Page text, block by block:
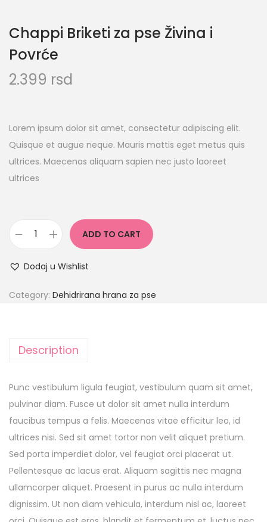
Chappi Briketi za pse Živina i
Povrće
2.399 rsd
Lorem ipsum dolor sit amet, consectetur adipiscing elit.
Quisque et augue neque. Mauris mattis eget metus quis
ultrices. Maecenas aliquam sapien nec justo laoreet
ultrices
ADD TO CART
Dodaj u Wishlist
Category: Dehidrirana hrana za pse
Description
Punc vestibulum ligula feugiat, vestibulum quam sit amet,
pulvinar diam. Fusce ut dolor sit amet nulla interdum
faucibus tempus a felis. Maecenas vitae efficitur leo, id
ultrices nisi. Sed sit amet tortor non velit aliquet pretium.
Sed porta imperdiet dolor, vel feugiat orci placerat ut.
Pellentesque ac lacus erat. Aliquam sagittis nec magna
ullamcorper aliquet. Praesent in purus ac nulla interdum
dignissim. Ut non diam vehicula, interdum nisl ac, laoreet